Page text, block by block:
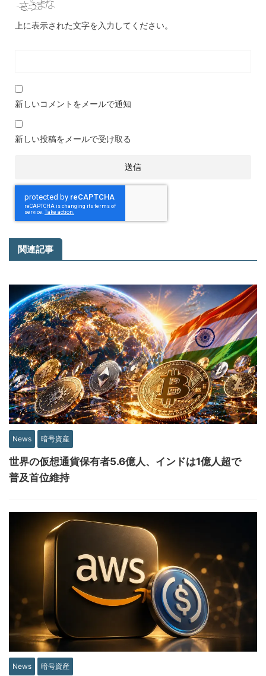
上に表示された文字を入力してください。
新しいコメントをメールで通知
新しい投稿をメールで受け取る
関連記事
News 暗号資産
世界の仮想通貨保有者5.6億人、インドは1億人超で
普及首位維持
News 暗号資産